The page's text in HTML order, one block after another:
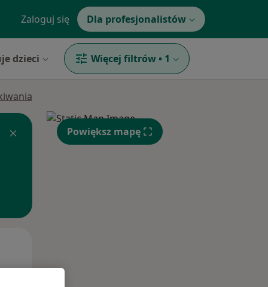
Zaloguj się Dla profesjonalistów
dzieci Więcej filtrów • 1
Powiększ mapę